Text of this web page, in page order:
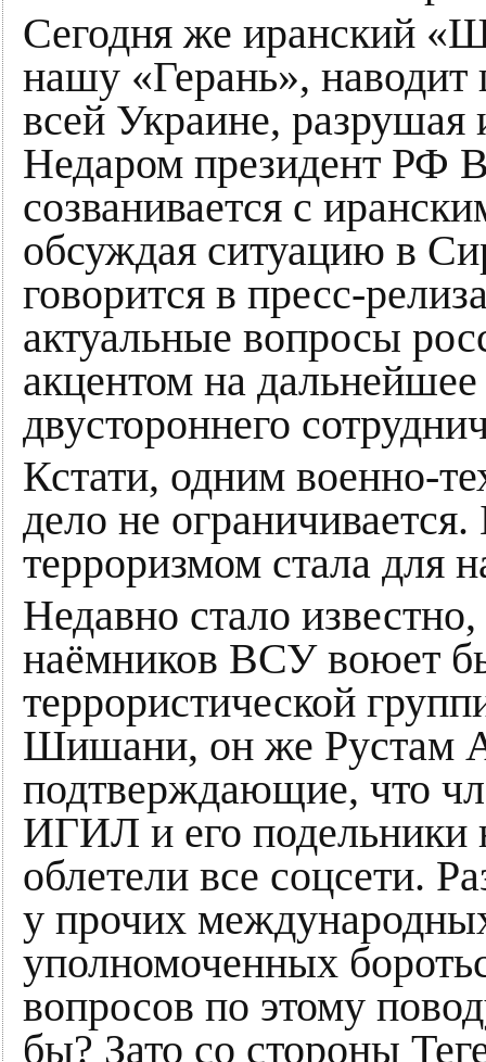
Сегодня же иранский
нашу «Герань»,
всей Украине, разрушая
Недаром президент РФ
созванивается с
обсуждая ситуацию в
говорится в пресс-
актуальные вопросы
акцентом на
двустороннего
Кстати, одним военно-
дело не
терроризмом стала для
Недавно стало
наёмников ВСУ воюет
террористической
Шишани, он же Рустам
подтверждающие, что
ИГИЛ и его подельники
облетели все соцсети.
у прочих
уполномоченных
вопросов по этому
бы? Зато со стороны